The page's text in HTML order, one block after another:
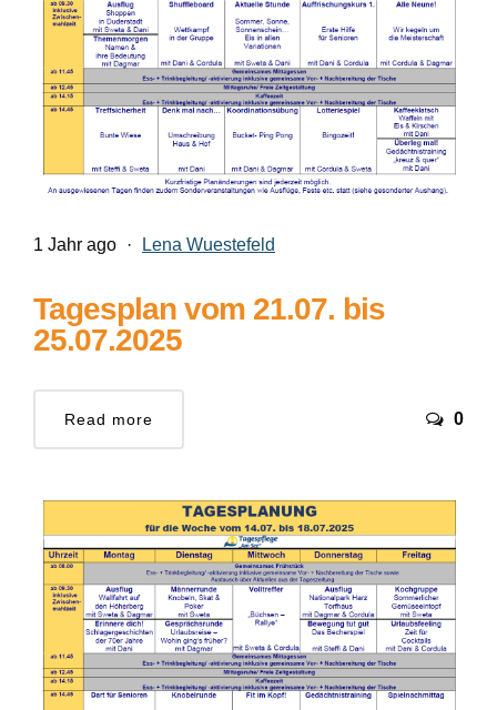
1 Jahr ago · Lena Wuestefeld
Tagesplan vom 21.07. bis
25.07.2025
Read more 0